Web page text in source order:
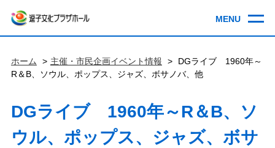
ホーム 主催・市民企画イベント情報
DGライブ 1960年～
R＆B、ソウル、ポップス、ジャズ、ボサノバ、他
DGライブ 1960年～R＆B、ソ
ウル、ポップス、ジャズ、ボサ